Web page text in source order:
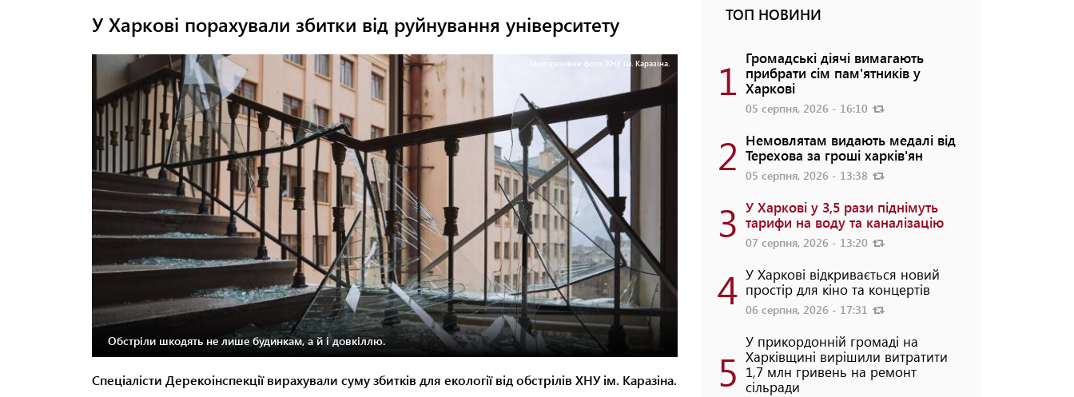
У Харкові порахували збитки від руйнування університету
Ілюстративне фото: ХНУ ім. Каразіна.
Обстріли шкодять не лише будинкам, а й і довкіллю.
Спеціалісти Дерекоінспекції вирахували суму збитків для екології від обстрілів ХНУ ім. Каразіна.
ТОП НОВИНИ
1 Громадські діячі вимагають
прибрати сім пам'ятників у
Харкові
05 серпня, 2026 - 16:10
2 Немовлятам видають медалі від
Терехова за гроші харків'ян
05 серпня, 2026 - 13:38
3 У Харкові у 3,5 рази піднімуть
тарифи на воду та каналізацію
07 серпня, 2026 - 13:20
4 У Харкові відкривається новий
простір для кіно та концертів
06 серпня, 2026 - 17:31
5
У прикордонній громаді на
Харківщині вирішили витратити
1,7 млн гривень на ремонт
сільради